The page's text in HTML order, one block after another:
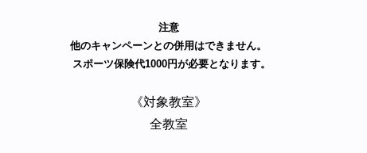
注意
他のキャンペーンとの併用はできません。
スポーツ保険代1000円が必要となります。
《対象教室》
全教室